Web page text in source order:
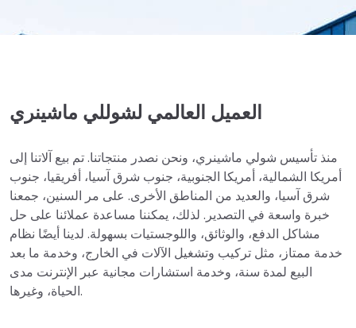
العميل العالمي لشوللي ماشينري
منذ تأسيس شولي ماشينري، ونحن نصدر منتجاتنا. تم بيع آلاتنا إلى
أمريكا الشمالية، أمريكا الجنوبية، جنوب شرق آسيا، أفريقيا، جنوب
شرق آسيا، والعديد من المناطق الأخرى. على مر السنين، جمعنا
خبرة واسعة في التصدير. لذلك، يمكننا مساعدة عملائنا على حل
مشاكل الدفع، والوثائق، واللوجستيات بسهولة. لدينا أيضًا نظام
خدمة ممتاز، مثل تركيب وتشغيل الآلات في الخارج، وخدمة ما بعد
البيع لمدة سنة، وخدمة استشارات مجانية عبر الإنترنت مدى
الحياة، وغيرها.